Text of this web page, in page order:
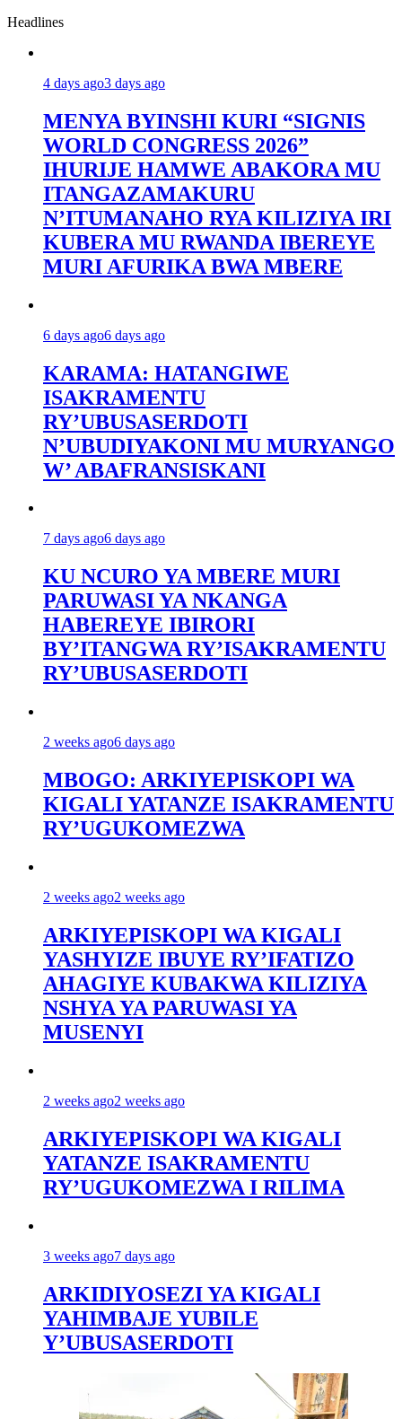
Headlines
4 days ago3 days ago
MENYA BYINSHI KURI “SIGNIS
WORLD CONGRESS 2026”
IHURIJE HAMWE ABAKORA MU
ITANGAZAMAKURU
N’ITUMANAHO RYA KILIZIYA IRI
KUBERA MU RWANDA IBEREYE
MURI AFURIKA BWA MBERE
6 days ago6 days ago
KARAMA: HATANGIWE
ISAKRAMENTU
RY’UBUSASERDOTI
N’UBUDIYAKONI MU MURYANGO
W’ ABAFRANSISKANI
7 days ago6 days ago
KU NCURO YA MBERE MURI
PARUWASI YA NKANGA
HABEREYE IBIRORI
BY’ITANGWA RY’ISAKRAMENTU
RY’UBUSASERDOTI
2 weeks ago6 days ago
MBOGO: ARKIYEPISKOPI WA
KIGALI YATANZE ISAKRAMENTU
RY’UGUKOMEZWA
2 weeks ago2 weeks ago
ARKIYEPISKOPI WA KIGALI
YASHYIZE IBUYE RY’IFATIZO
AHAGIYE KUBAKWA KILIZIYA
NSHYA YA PARUWASI YA
MUSENYI
2 weeks ago2 weeks ago
ARKIYEPISKOPI WA KIGALI
YATANZE ISAKRAMENTU
RY’UGUKOMEZWA I RILIMA
3 weeks ago7 days ago
ARKIDIYOSEZI YA KIGALI
YAHIMBAJE YUBILE
Y’UBUSASERDOTI